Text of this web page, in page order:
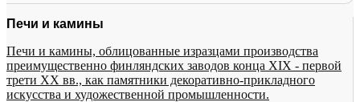
Печи и камины
Печи и камины, облицованные изразцами производства
преимущественно финляндских заводов конца XIX - первой
трети XX вв., как памятники декоративно-прикладного
искусства и художественной промышленности.